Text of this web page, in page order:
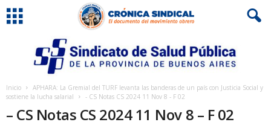
Inicio
APHARA: La Gremial del TURF levanta las banderas de un país con Justicia Social y
sostiene la lucha salarial
- CS Notas CS 2024 11 Nov 8 - F 02
– CS Notas CS 2024 11 Nov 8 – F 02